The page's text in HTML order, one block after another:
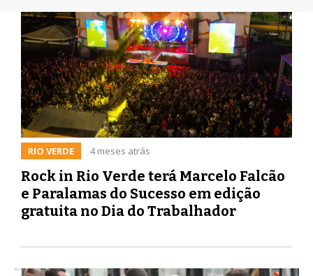
RIO VERDE 4 meses atrás
Rock in Rio Verde terá Marcelo Falcão
e Paralamas do Sucesso em edição
gratuita no Dia do Trabalhador